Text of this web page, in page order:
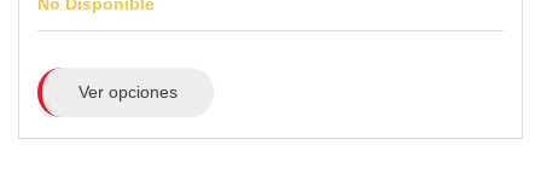
Ver opciones